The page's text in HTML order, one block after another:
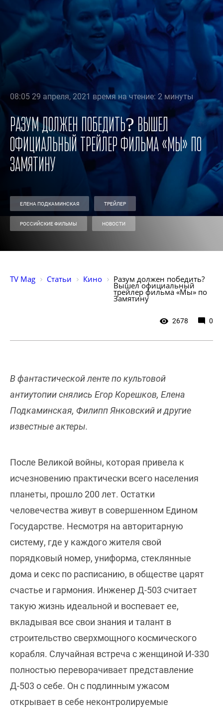
08:05 29 апреля, 2021 время на чтение: 2 минуты
Разум должен победить? Вышел
официальный трейлер фильма «Мы» по
Замятину
ЕЛЕНА ПОДКАМИНСКАЯ ТРЕЙЛЕР
РОССИЙСКИЕ ФИЛЬМЫ НОВОСТИ
TV Mag Статьи Кино Разум должен победить?
Вышел официальный
трейлер фильма «Мы» по
Замятину
2678 0
В фантастической ленте по культовой
антиутопии снялись Егор Корешков, Елена
Подкаминская, Филипп Янковский и другие
известные актеры.
После Великой войны, которая привела к
исчезновению практически всего населения
планеты, прошло 200 лет. Остатки
человечества живут в совершенном Едином
Государстве. Несмотря на авторитарную
систему, где у каждого жителя свой
порядковый номер, униформа, стеклянные
дома и секс по расписанию, в обществе царят
счастье и гармония. Инженер Д-503 считает
такую жизнь идеальной и воспевает ее,
вкладывая все свои знания и талант в
строительство сверхмощного космического
корабля. Случайная встреча с женщиной И-330
полностью переворачивает представление
Д-503 о себе. Он с подлинным ужасом
открывает в себе неконтролируемые